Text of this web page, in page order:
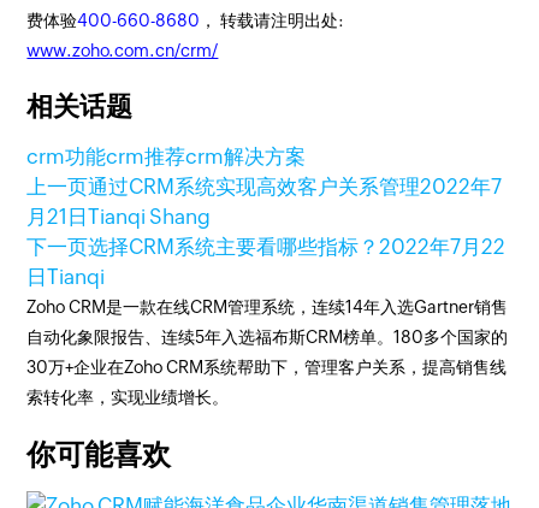
费体验400-660-8680 ， 转载请注明出处:
www.zoho.com.cn/crm/
相关话题
crm功能crm推荐crm解决方案
上一页通过CRM系统实现高效客户关系管理2022年7
月21日Tianqi Shang
下一页选择CRM系统主要看哪些指标？2022年7月22
日Tianqi
Zoho CRM是一款在线CRM管理系统，连续14年入选Gartner销售
自动化象限报告、连续5年入选福布斯CRM榜单。180多个国家的
30万+企业在Zoho CRM系统帮助下，管理客户关系，提高销售线
索转化率，实现业绩增长。
你可能喜欢